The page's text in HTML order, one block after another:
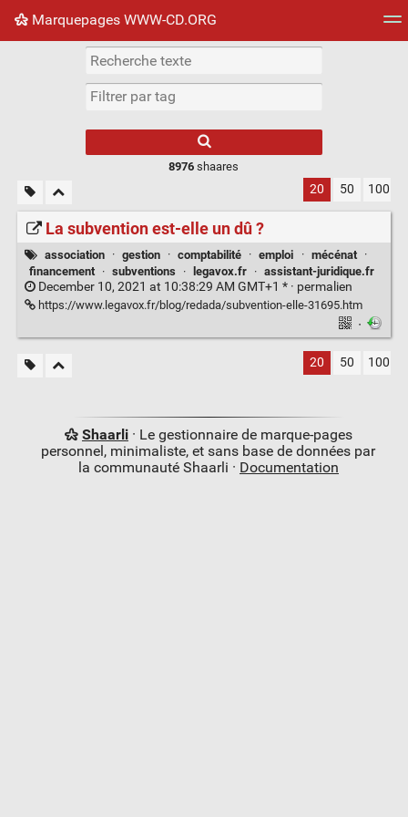
Marquepages WWW-CD.ORG
Nuage de tags Mur d'images
8976 shaares
20 50 100
La subvention est-elle un dû ?
association · gestion · comptabilité · emploi · mécénat
·
financement
· subventions · legavox.fr · assistant-juridique.fr
December 10, 2021 at 10:38:29 AM GMT+1 * · permalien
https://www.legavox.fr/blog/redada/subvention-elle-31695.htm
·
20 50 100
Shaarli· Le gestionnaire de marque-pages
personnel, minimaliste, et sans base de données par
la communauté Shaarli · Documentation